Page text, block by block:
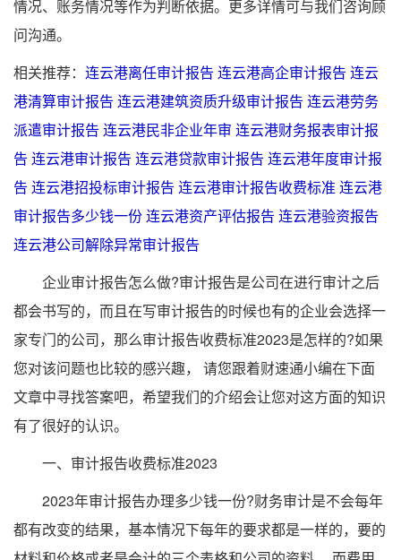
情况、账务情况等作为判断依据。更多详情可与我们咨询顾
问沟通。
相关推荐： 连云港离任审计报告 连云港高企审计报告 连云
港清算审计报告 连云港建筑资质升级审计报告 连云港劳务
派遣审计报告 连云港民非企业年审 连云港财务报表审计报
告 连云港审计报告 连云港贷款审计报告 连云港年度审计报
告 连云港招投标审计报告 连云港审计报告收费标准 连云港
审计报告多少钱一份连云港资产评估报告 连云港验资报告
连云港公司解除异常审计报告
企业审计报告怎么做?审计报告是公司在进行审计之后
都会书写的，而且在写审计报告的时候也有的企业会选择一
家专门的公司，那么审计报告收费标准2023是怎样的?如果
您对该问题也比较的感兴趣， 请您跟着财速通小编在下面
文章中寻找答案吧，希望我们的介绍会让您对这方面的知识
有了很好的认识。
一、审计报告收费标准2023
2023年审计报告办理多少钱一份?财务审计是不会每年
都有改变的结果，基本情况下每年的要求都是一样的，要的